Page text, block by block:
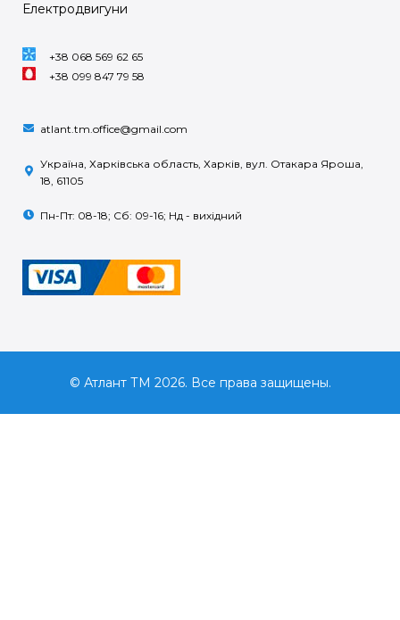
Електродвигуни
+38 068 569 62 65
+38 099 847 79 58
atlant.tm.office@gmail.com
Україна, Харківська область, Харків, вул. Отакара Яроша,
18, 61105
Пн-Пт: 08-18; Сб: 09-16; Нд - вихідний
© Атлант ТМ 2026. Все права защищены.